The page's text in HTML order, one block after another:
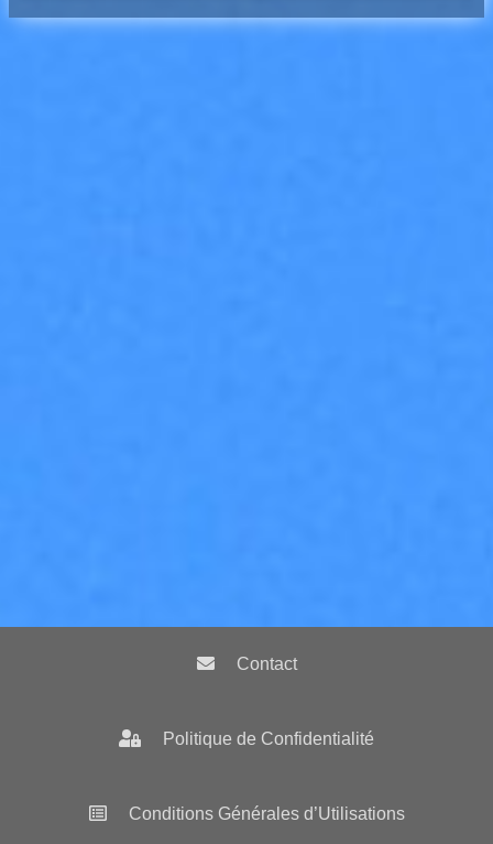
Conditions Générales d’Utilisations
Politique de Confidentialité
Contact